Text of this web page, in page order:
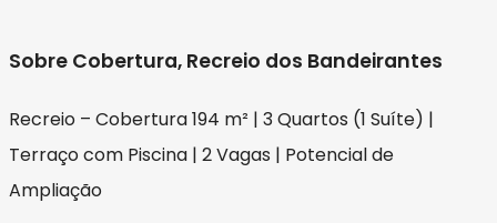
Sobre Cobertura, Recreio dos Bandeirantes
Recreio – Cobertura 194 m² | 3 Quartos (1 Suíte) |
Terraço com Piscina | 2 Vagas | Potencial de
Ampliação